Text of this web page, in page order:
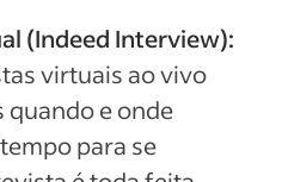
(Indeed Interview):
virtuais ao vivo
quando e onde
para se